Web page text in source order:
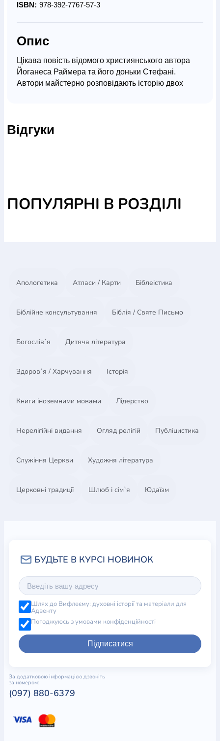
ISBN: 978-392-7767-57-3
Опис
Цікава повість відомого християнського автора
Йоганеса Раймера та його доньки Стефані.
Автори майстерно розповідають історію двох
знайомство з новими друзями не залишать
Відгуки
ПОПУЛЯРНІ В РОЗДІЛІ
Апологетика Атласи / Карти Біблеістика
Біблійне консультування Біблія / Святе Письмо
Богослів`я Дитяча література
Здоров`я / Харчування Історія
Книги іноземними мовами Лідерство
Нерелігійні видання Огляд релігій Публіцистика
Служіння Церкви Художня література
Церковні традиції Шлюб і сім`я Юдаїзм
Шлях до Вифлеєму: духовні історії та матеріали для
Адвенту
Погоджуюсь з умовами конфіденційності
Підписатися
За додатковою інформацією дзвоніть
за номером:
(097) 880-6379